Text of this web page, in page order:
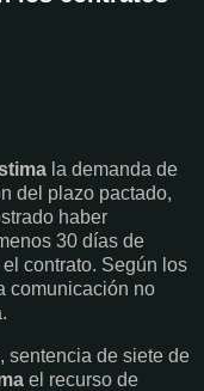
la demanda de
del plazo pactado,
haber
30 días de
contrato. Según los
comunicación no
sentencia de siete de
el recurso de